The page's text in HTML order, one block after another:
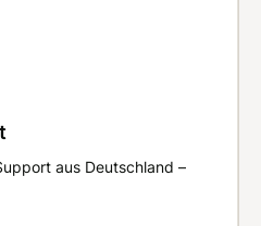
aus Deutschland –